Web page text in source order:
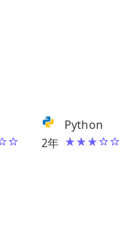
2年
Python